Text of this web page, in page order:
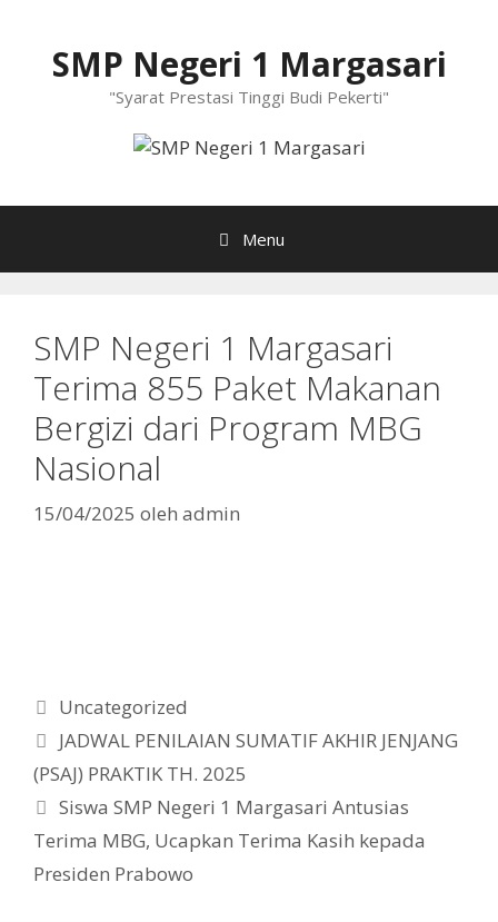
SMP Negeri 1 Margasari
"Syarat Prestasi Tinggi Budi Pekerti"
Menu
SMP Negeri 1 Margasari
Terima 855 Paket Makanan
Bergizi dari Program MBG
Nasional
15/04/2025 oleh admin
Kategori
Uncategorized
JADWAL PENILAIAN SUMATIF AKHIR JENJANG
(PSAJ) PRAKTIK TH. 2025
Siswa SMP Negeri 1 Margasari Antusias
Terima MBG, Ucapkan Terima Kasih kepada
Presiden Prabowo